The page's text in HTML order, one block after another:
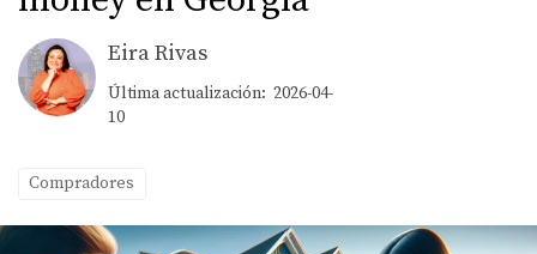
Eira Rivas
Última actualización: 2026-04-
10
Compradores